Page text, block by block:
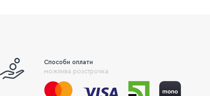
Способи оплати
можлива розстрочка